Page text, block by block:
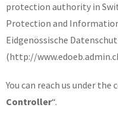
protection authority in
Protection and
Eidgenössische
(http://
You can reach us under
Controller“.